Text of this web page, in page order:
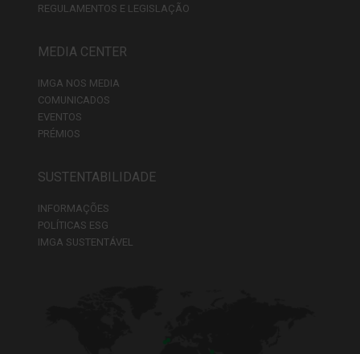
REGULAMENTOS E LEGISLAÇÃO
MEDIA CENTER
IMGA NOS MEDIA
COMUNICADOS
EVENTOS
PRÉMIOS
SUSTENTABILIDADE
INFORMAÇÕES
POLÍTICAS ESG
IMGA SUSTENTÁVEL